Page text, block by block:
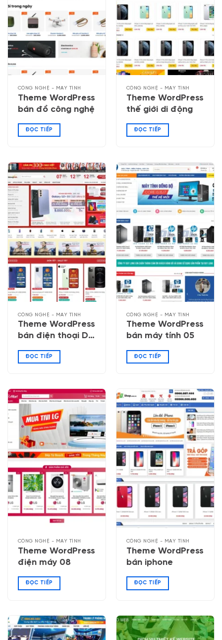
CÔNG NGHỆ - MÁY TÍNH
Theme WordPress
bán đồ công nghệ
ĐỌC TIẾP
CÔNG NGHỆ - MÁY TÍNH
Theme WordPress
thế giới di động
ĐỌC TIẾP
CÔNG NGHỆ - MÁY TÍNH
Theme WordPress
bán điện thoại Di
ĐỌC TIẾP
CÔNG NGHỆ - MÁY TÍNH
Theme WordPress
bán máy tính 05
ĐỌC TIẾP
CÔNG NGHỆ - MÁY TÍNH
Theme WordPress
điện máy 08
ĐỌC TIẾP
CÔNG NGHỆ - MÁY TÍNH
Theme WordPress
bán iphone
ĐỌC TIẾP